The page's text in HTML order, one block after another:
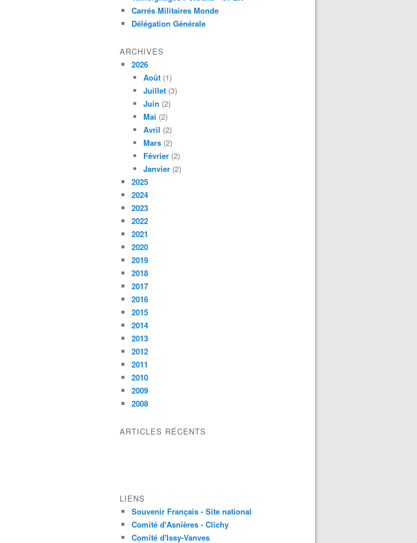
Carrés Militaires Monde
Délégation Générale
ARCHIVES
2026
Août (1)
Juillet (3)
Juin (2)
Mai (2)
Avril (2)
Mars (2)
Février (2)
Janvier (2)
2025
2024
2023
2022
2021
2020
2019
2018
2017
2016
2015
2014
2013
2012
2011
2010
2009
2008
ARTICLES RÉCENTS
LIENS
Souvenir Français - Site national
Comité d'Asnières - Clichy
Comité d'Issy-Vanves